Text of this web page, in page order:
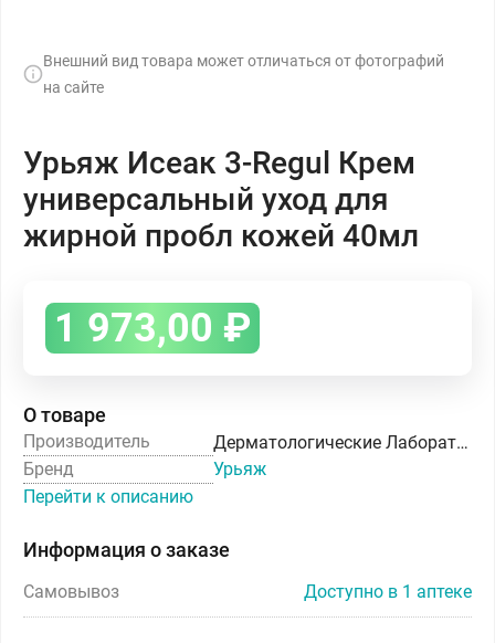
Внешний вид товара может отличаться от фотографий
на сайте
Урьяж Исеак 3-Regul Крем
универсальный уход для
жирной пробл кожей 40мл
1 973,00 ₽
О товаре
Производитель
Дерматологические Лаборатории УРЬЯЖ
Бренд
Урьяж
Перейти к описанию
Информация о заказе
Самовывоз Доступно в 1 аптеке